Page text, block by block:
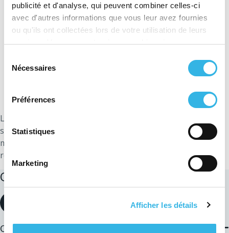
publicité et d'analyse, qui peuvent combiner celles-ci
avec d'autres informations que vous leur avez fournies
ou qu'ils ont collectées lors de votre utilisation de leurs
services. Vous consentez à nos cookies si vous
Nécessaires
Préférences
Statistiques
Marketing
Afficher les détails
Le principe de la communauté d’énergie citoyenne est
similaire à celui de la communauté d’énergie renouvelable
mais la source d’énergie n’est pas uniquement d’origine
renouvelable. De plus, le périmètre peut être plus étendu.
Questions en lien avec le sujet
Quelles sont les conditions pour pouvoir